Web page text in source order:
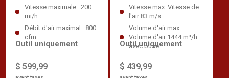
Vitesse maximale : 200
mi/h
Débit d'air maximal : 800
cfm
$ 599,99
Outil uniquement
Vitesse max. Vitesse de
l'air 83 m/s
Volume d'air max.
Volume d'air 1444 m³/h
avec buse
$ 439,99
Outil uniquement